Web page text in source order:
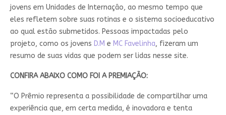
jovens em Unidades de Internação, ao mesmo tempo que
eles refletem sobre suas rotinas e o sistema socioeducativo
ao qual estão submetidos. Pessoas impactadas pelo
projeto, como os jovens D.M e MC Favelinha, fizeram um
resumo de suas vidas que podem ser lidas nesse site.
CONFIRA ABAIXO COMO FOI A PREMIAÇÃO:
“O Prêmio representa a possibilidade de compartilhar uma
experiência que, em certa medida, é inovadora e tenta